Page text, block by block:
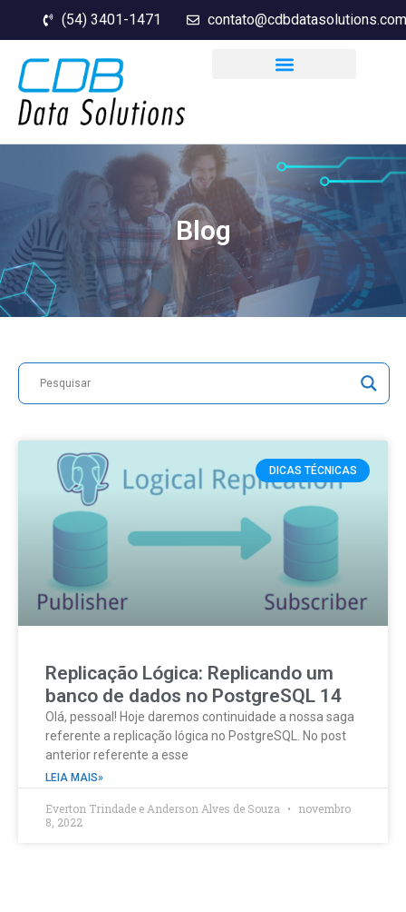
(54) 3401-1471
Blog
DICAS TÉCNICAS
Replicação Lógica: Replicando um
banco de dados no PostgreSQL 14
Olá, pessoal! Hoje daremos continuidade a nossa saga
referente a replicação lógica no PostgreSQL. No post
anterior referente a esse
LEIA MAIS»
Everton Trindade e Anderson Alves de Souza
novembro
8, 2022